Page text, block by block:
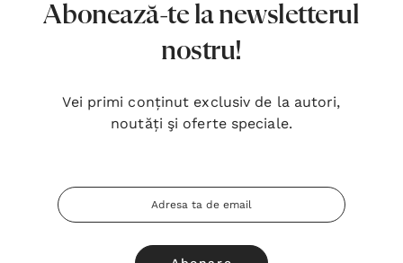
Abonează-te la newsletterul
nostru!
Vei primi conținut exclusiv de la autori,
noutăți şi oferte speciale.
Adresa
Email